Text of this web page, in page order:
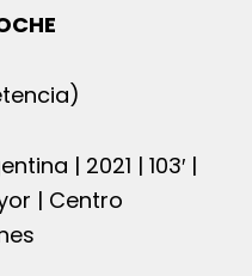
| 2021 | 103′ |
| Centro